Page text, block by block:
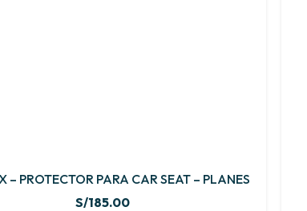
– PROTECTOR PARA CAR SEAT – PLANES
S/185.00